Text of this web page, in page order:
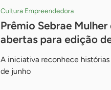
Cultura Empreendedora
Prêmio Sebrae
abertas para edição
A iniciativa reconhece
de junho